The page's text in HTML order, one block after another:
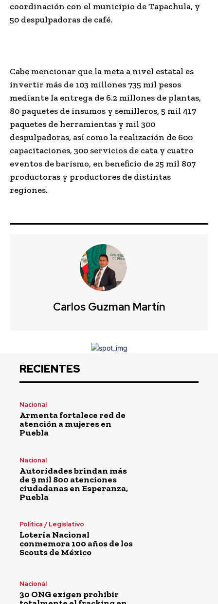
coordinación con el municipio de Tapachula, y
50 despulpadoras de café.
Cabe mencionar que la meta a nivel estatal es
invertir más de 103 millones 735 mil pesos
mediante la entrega de 6.2 millones de plantas,
80 paquetes de insumos y semilleros, 5 mil 417
paquetes de herramientas y mil 300
despulpadoras, así como la realización de 600
capacitaciones, 300 servicios de cata y cuatro
eventos debarismo, en beneficio de 25 mil 807
productoras y productores de distintas
regiones.
Carlos Guzman Martín
RECIENTES
Nacional
Armenta fortalece red de
atención a mujeres en
Puebla
Nacional
Autoridades brindan más
de 9 mil 800 atenciones
ciudadanas en Esperanza,
Puebla
Política / Legislativo
Lotería Nacional
conmemora 100 años de los
Scouts de México
Nacional
30 ONG exigen prohibir